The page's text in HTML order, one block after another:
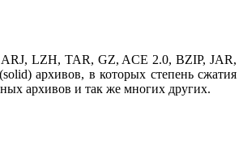
ARJ, LZH, TAR, GZ, ACE 2.0, BZIP, JAR,
архивов, в которых степень сжатия
архивов и так же многих других.